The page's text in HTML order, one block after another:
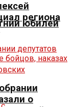
юбилей
региона
о